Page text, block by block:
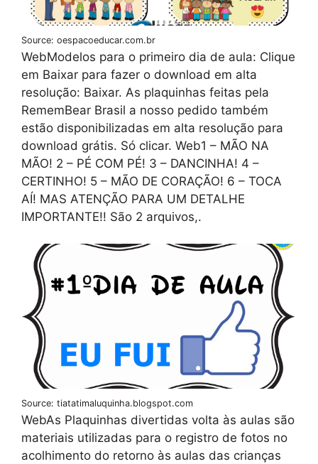
Source: oespacoeducar.com.br
WebModelos para o primeiro dia de aula: Clique
em Baixar para fazer o download em alta
resolução: Baixar. As plaquinhas feitas pela
RememBear Brasil a nosso pedido também
estão disponibilizadas em alta resolução para
download grátis. Só clicar. Web1 – MÃO NA
MÃO! 2 – PÉ COM PÉ! 3 – DANCINHA! 4 –
CERTINHO! 5 – MÃO DE CORAÇÃO! 6 – TOCA
AÍ! MAS ATENÇÃO PARA UM DETALHE
IMPORTANTE!! São 2 arquivos,.
Source: tiatatimaluquinha.blogspot.com
WebAs Plaquinhas divertidas volta às aulas são
materiais utilizadas para o registro de fotos no
acolhimento do retorno às aulas das crianças